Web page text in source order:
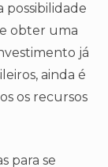
possibilidade
obter uma
já
ainda é
os recursos
para se